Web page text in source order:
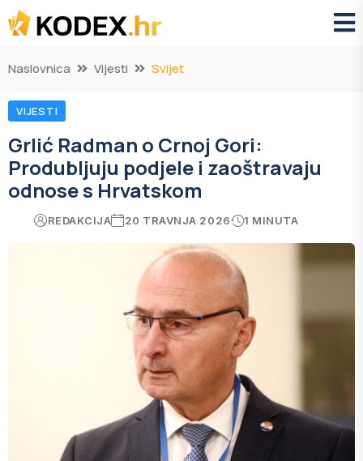
Naslovnica Vijesti Svijet
VIJESTI
Grlić Radman o Crnoj Gori:
Produbljuju podjele i zaoštravaju
odnose s Hrvatskom
REDAKCIJA 20 TRAVNJA 2026 1 MINUTA